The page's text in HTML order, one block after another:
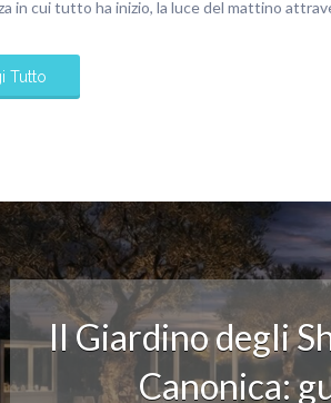
in cui tutto ha inizio, la luce del mattino
Tutto
Il Giardino degli
Canonica: